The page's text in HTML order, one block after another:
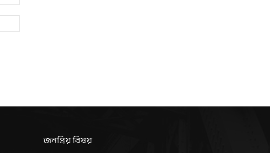
Website:
জনপ্রিয় বিষয়